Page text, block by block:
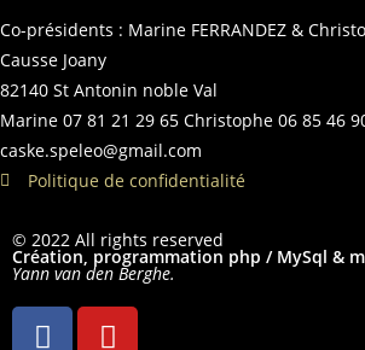
Co-présidents : Marine FERRANDEZ &
Causse Joany
82140 St Antonin noble Val
Marine 07 81 21 29 65 Christophe 06 85 46
caske.speleo@gmail.com
Politique de confidentialité
© 2022 All rights reserved
Création, programmation php / MySql &
Yann van den Berghe.